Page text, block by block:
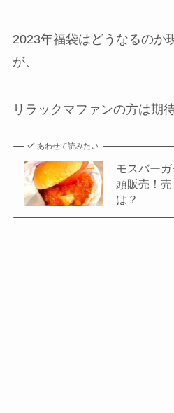
2023年福袋はどうなるのか
が、
リラックマファンの方は期
あわせて読みたい
モスバー
頭販売！
は？